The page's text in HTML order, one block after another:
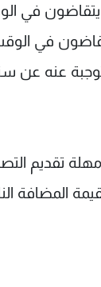
في
في
15/09/2023
على القيمة